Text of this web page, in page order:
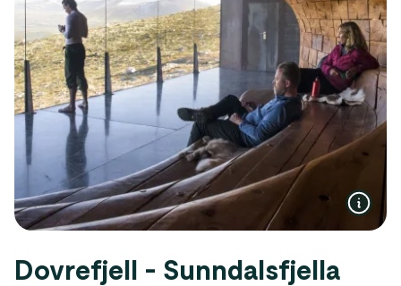
Dovrefjell - Sunndalsfjella